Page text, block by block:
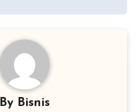
By Bisnis